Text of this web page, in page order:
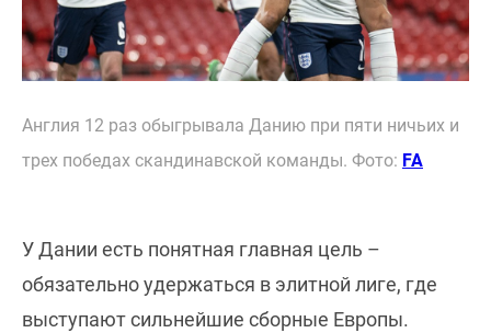
Англия 12 раз обыгрывала Данию при пяти ничьих и
трех победах скандинавской команды. Фото: FA
У Дании есть понятная главная цель –
обязательно удержаться в элитной лиге, где
выступают сильнейшие сборные Европы.